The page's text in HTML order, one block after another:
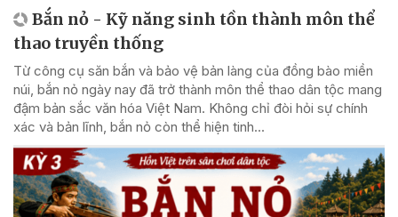
Bắn nỏ - Kỹ năng sinh tồn thành môn thể
thao truyền thống
Từ công cụ săn bắn và bảo vệ bản làng của đồng bào miền
núi, bắn nỏ ngày nay đã trở thành môn thể thao dân tộc mang
đậm bản sắc văn hóa Việt Nam. Không chỉ đòi hỏi sự chính
xác và bản lĩnh, bắn nỏ còn thể hiện tinh...